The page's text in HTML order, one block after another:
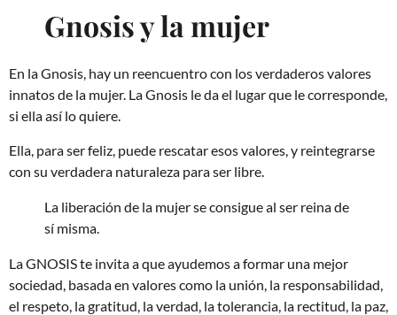
Gnosis y la mujer
En la Gnosis, hay un reencuentro con los verdaderos valores
innatos de la mujer. La Gnosis le da el lugar que le corresponde,
si ella así lo quiere.
Ella, para ser feliz, puede rescatar esos valores, y reintegrarse
con su verdadera naturaleza para ser libre.
La liberación de la mujer se consigue al ser reina de
sí misma.
La GNOSIS te invita a que ayudemos a formar una mejor
sociedad, basada en valores como la unión, la responsabilidad,
el respeto, la gratitud, la verdad, la tolerancia, la rectitud, la paz,